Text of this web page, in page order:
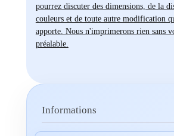
pourrez discuter des dimensions, de la
couleurs et de toute autre modification
apporte. Nous n'imprimerons rien sans
préalable.
Informations